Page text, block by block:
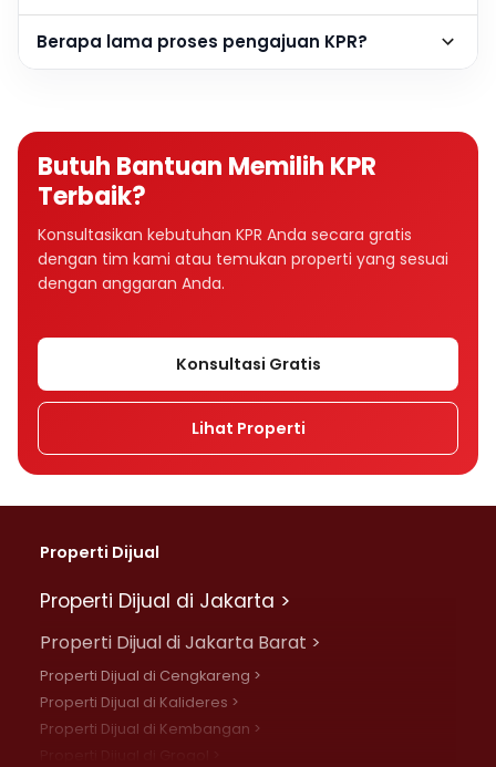
Berapa lama proses pengajuan KPR?
Butuh Bantuan Memilih KPR
Terbaik?
Konsultasikan kebutuhan KPR Anda secara gratis
dengan tim kami atau temukan properti yang sesuai
dengan anggaran Anda.
Konsultasi Gratis
Lihat Properti
Properti Dijual
Properti Dijual di Jakarta >
Properti Dijual di Jakarta Barat >
Properti Dijual di Cengkareng >
Properti Dijual di Kalideres >
Properti Dijual di Kembangan >